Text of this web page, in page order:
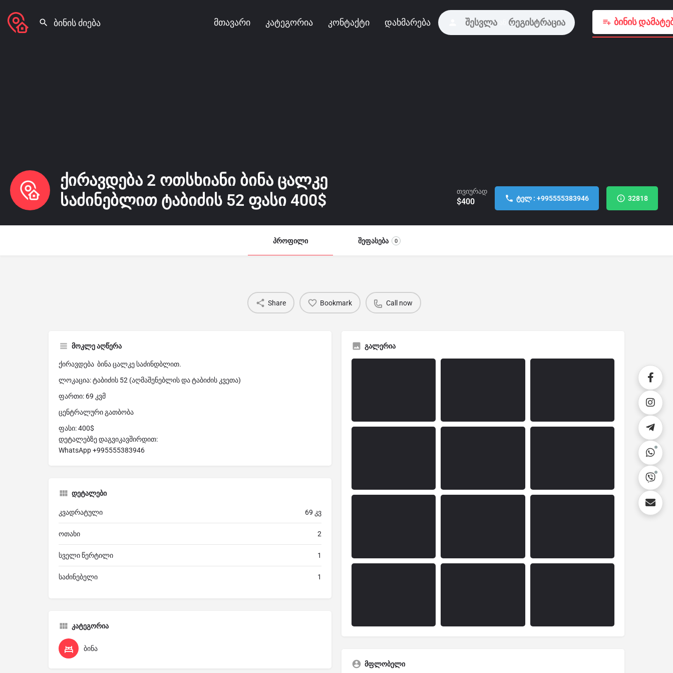
მთავარი კატეგორია კონტაქტი დახმარება შესვლა რეგისტრაცია ბინის
ქირავდება 2 ოთსხიანი ბინა ცალკე
საძინებლით ტაბიძის 52 ფასი 400$
თვიურად
$400 ტელ : +995555383946 32818
პროფილი შეფასება 0
Share Bookmark Call now
მოკლე აღწერა
ქირავდება ბინა ცალკე საძინდბლით.
ლოკაცია: ტაბიძის 52 (აღმაშენებლის და ტაბიძის კვეთა)
ფართი: 69 კვმ
ცენტრალური გათბობა
ფასი: 400$
დეტალებზე დაგვიკავშირდით:
WhatsApp +995555383946
დეტალები
კვადრატული 69 კვ
ოთახი 2
სველი წერტილი 1
საძინებელი 1
კატეგორია
ბინა
გალერია
მფლობელი